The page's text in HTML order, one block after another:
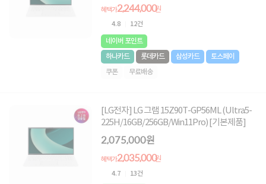
혜택가2,244,000원
4.8 12건
네이버 포인트
하나카드
롯데카드 삼성카드
토스페이
쿠폰
무료배송
[LG전자] LG 그램 15Z90T-GP56ML (Ultra5-
225H/16GB/256GB/Win11Pro) [기본제품]
2,075,000원
혜택가2,035,000원
4.7 13건